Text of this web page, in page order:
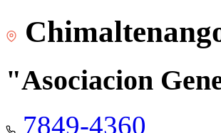
"Asociacion
7849-4360